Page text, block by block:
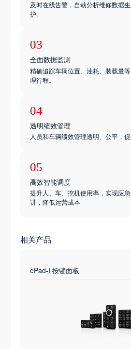
及时在线告警，自动分析维修数据
护。
03
全面数据监测
精确追踪车辆位置、油耗、装载量
理行程。
04
透明绩效管理
人员和车辆绩效管理透明、公平，促
05
高效智能调度
提升人、车、挖机使用率，实现应
讲，降低运营成本
相关产品
ePad-I 按键面板